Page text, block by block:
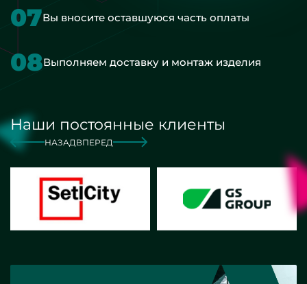
07Вы вносите оставшуюся часть оплаты
08Выполняем доставку и монтаж изделия
Наши постоянные клиенты
НАЗАД ВПЕРЕД